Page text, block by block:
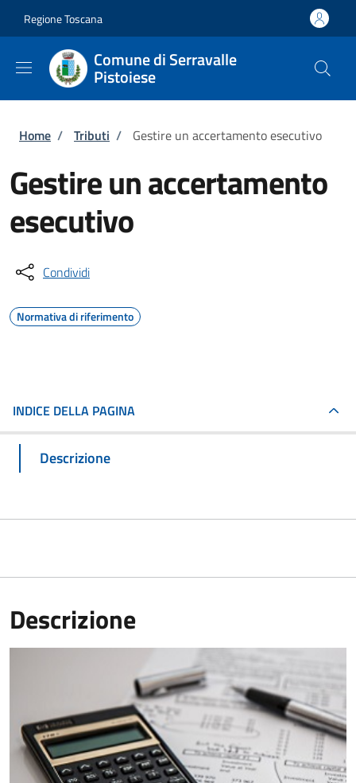
Regione Toscana
Comune di Serravalle
Pistoiese
Briciole di pane
Home / Tributi / Gestire un accertamento esecutivo
Gestire un accertamento
esecutivo
Condividi
Normativa di riferimento
INDICE DELLA PAGINA
Descrizione
Descrizione